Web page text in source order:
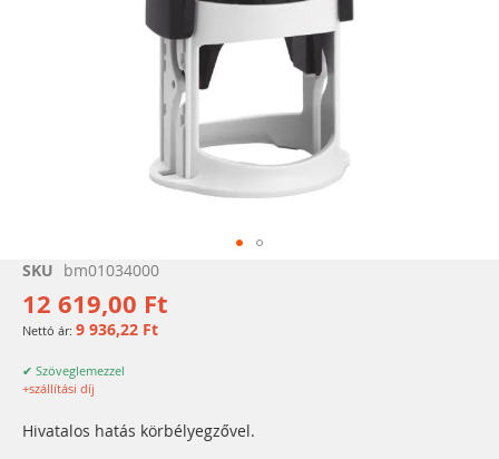
Ugrás
képgaléria
elejére
SKU bm01034000
12 619,00 Ft
9 936,22 Ft
✔ Szöveglemezzel
+szállítási díj
Hivatalos hatás körbélyegzővel.